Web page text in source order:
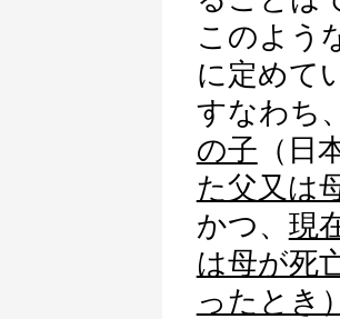
このよう
に定めて
すなわち
の子 （
た父又は
かつ、 現
は母が死
ったとき